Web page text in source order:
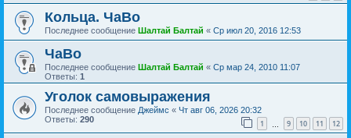
Кольца. ЧаВо
Последнее сообщение Шалтай Балтай « Ср июл 20, 2016 12:53
ЧаВо
Последнее сообщение Шалтай Балтай « Ср мар 24, 2010 11:07
Ответы: 1
Уголок самовыражения
Последнее сообщение Джеймс « Чт авг 06, 2026 20:32
Ответы: 290 1 9 10 11 12